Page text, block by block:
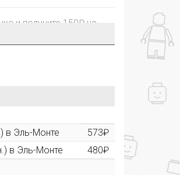
и получите 150₽ на
постоянную скидку на
скидку
в Эль-Монте
573₽
в Эль-Монте
480₽